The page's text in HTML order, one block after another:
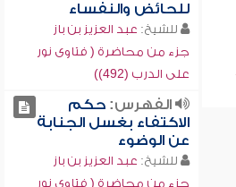
للحائض والنفساء
للشيخ: عبد العزيز بن باز
جزء من محاضرة ( فتاوى نور
على الدرب (492))
الفهرس:حكم
الاكتفاء بغسل الجنابة
عن الوضوء
للشيخ: عبد العزيز بن باز
جزء من محاضرة ( فتاوى نور